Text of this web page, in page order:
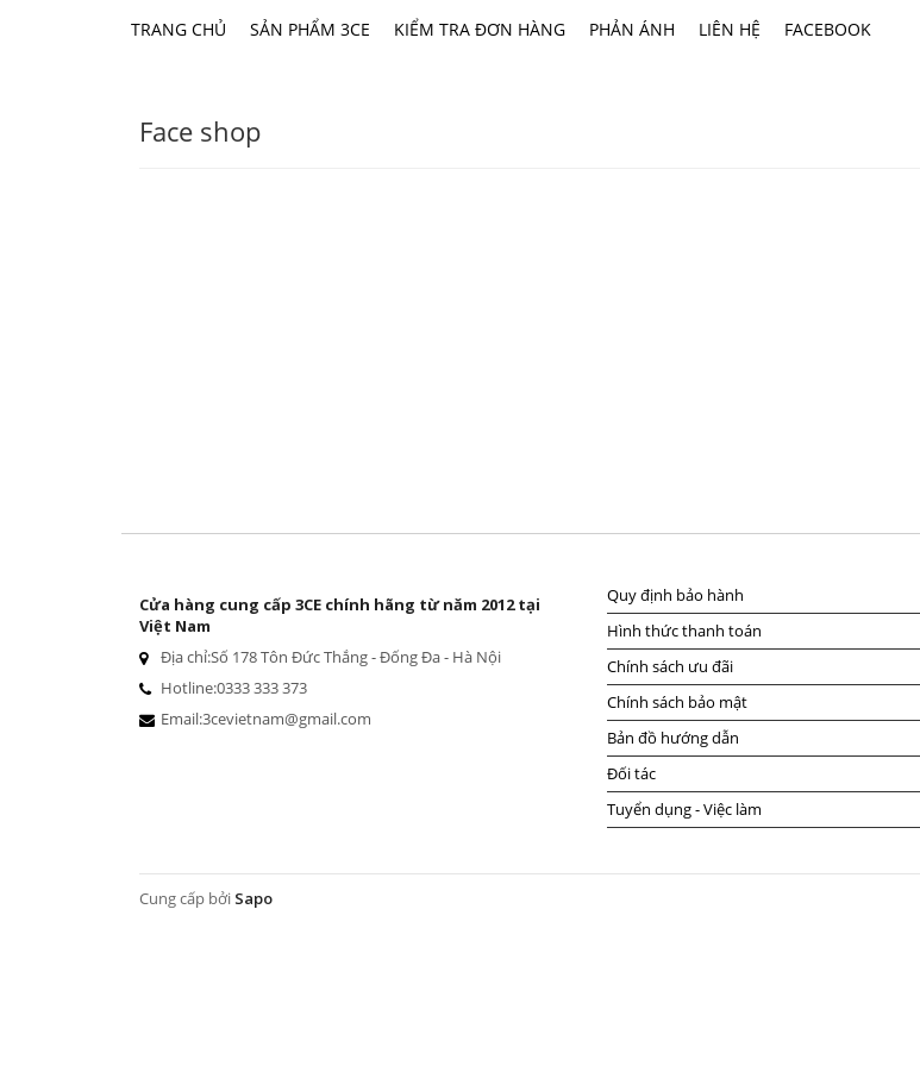
TRANG CHỦ SẢN PHẨM 3CE KIỂM TRA ĐƠN HÀNG PHẢN ÁNH LIÊN HỆ FACEBOOK
Face shop
Cửa hàng cung cấp 3CE chính hãng từ năm 2012 tại
Việt Nam
Địa chỉ:Số 178 Tôn Đức Thắng - Đống Đa - Hà Nội
Hotline:0333 333 373
Email:3cevietnam@gmail.com
Quy định bảo hành
Hình thức thanh toán
Chính sách ưu đãi
Chính sách bảo mật
Bản đồ hướng dẫn
Đối tác
Tuyển dụng - Việc làm
Cung cấp bởi Sapo